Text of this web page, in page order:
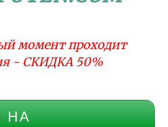
момент проходит
- СКИДКА 50%
НА